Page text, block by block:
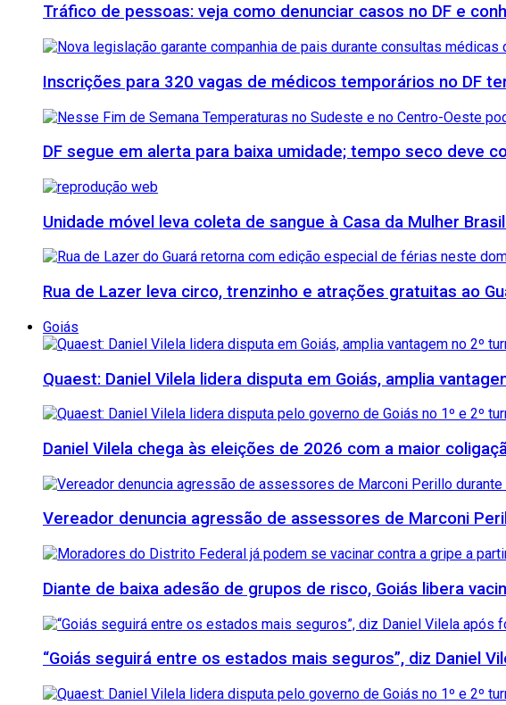
Tráfico de pessoas: veja como denunciar casos no DF e
Inscrições para 320 vagas de médicos temporários no DF
DF segue em alerta para baixa umidade; tempo seco deve
Unidade móvel leva coleta de sangue à Casa da Mulher
Rua de Lazer leva circo, trenzinho e atrações gratuitas ao
Goiás
Quaest: Daniel Vilela lidera disputa em Goiás, amplia
Daniel Vilela chega às eleições de 2026 com a maior
Vereador denuncia agressão de assessores de Marconi
Diante de baixa adesão de grupos de risco, Goiás libera
“Goiás seguirá entre os estados mais seguros”, diz Daniel